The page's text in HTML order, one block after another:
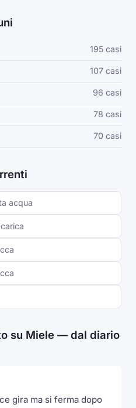
195 casi
107 casi
96 casi
78 casi
70 casi
acqua
su Miele — dal diario
gira ma si ferma dopo